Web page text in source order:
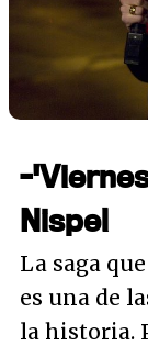
-
Nispel
La saga
es una de
la historia.